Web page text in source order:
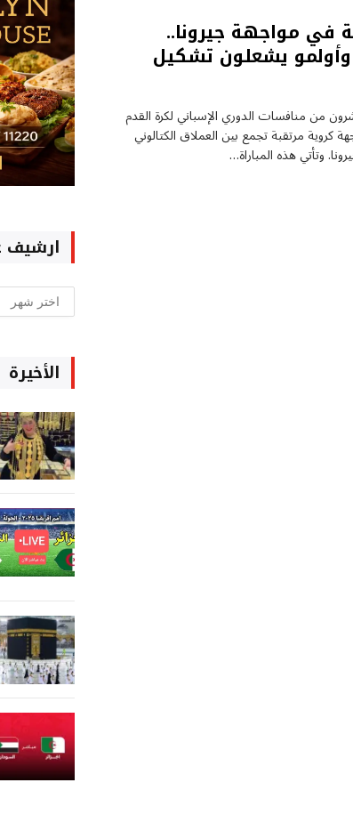
في مواجهة جيرونا..
وأولمو يشعلون تشكيل
من منافسات الدوري الإسباني لكرة القدم
2026 مواجهة كروية مرتقبة تجمع بين العملاق الكتالوني
وتأتي هذه المباراة…
ارشيف
ارشيف
غربة
الأخيرة